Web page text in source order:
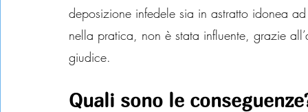
deposizione infedele sia in astratto idonea
nella pratica, non è stata influente, grazie
giudice.
Quali sono le